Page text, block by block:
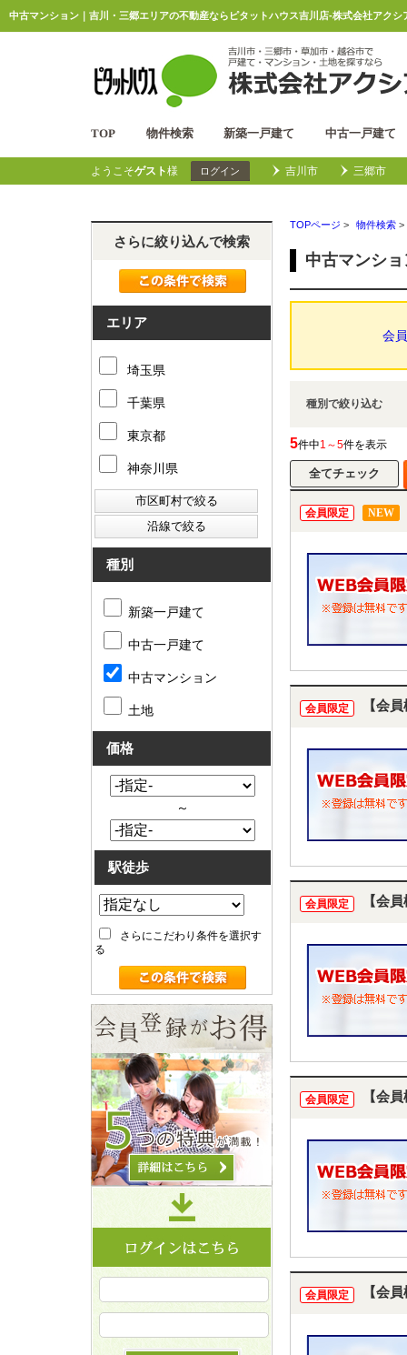
中古マンション｜吉川・三郷エリアの不動産ならピタットハウス吉川店-株式会社アクシ
TOP 物件検索 新築一戸建て 中古一戸建て
ようこそゲスト様 ログイン 吉川市 三郷市
TOPページ > 物件検索 >
中古マンシ
会
種別で絞り込む
5件中1～5件を表示
会員限定 NEW
会員限定 【会
会員限定 【会
会員限定 【会
会員限定 【会
さらに絞り込んで検索
エリア
埼玉県
千葉県
東京都
神奈川県
種別
新築一戸建て
中古一戸建て
中古マンション
土地
価格
～
駅徒歩
さらにこだわり条件を選択す
る